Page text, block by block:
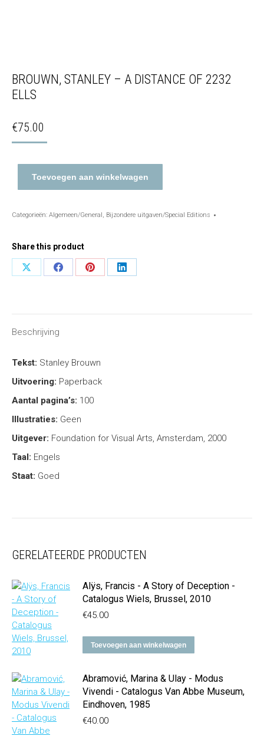
BROUWN, STANLEY – A DISTANCE OF 2232
ELLS
€75.00
Toevoegen aan winkelwagen
Categorieën: Algemeen/General, Bijzondere uitgaven/Special Editions
Share this product
Share
Share
Share
Share
Beschrijving
Tekst: Stanley Brouwn
Uitvoering: Paperback
Aantal pagina’s: 100
Illustraties: Geen
Uitgever: Foundation for Visual Arts, Amsterdam, 2000
Taal: Engels
Staat: Goed
GERELATEERDE PRODUCTEN
Alÿs, Francis - A Story of Deception -
Catalogus Wiels, Brussel, 2010
€45.00
Toevoegen aan winkelwagen
Abramović, Marina & Ulay - Modus
Vivendi - Catalogus Van Abbe Museum,
Eindhoven, 1985
€40.00